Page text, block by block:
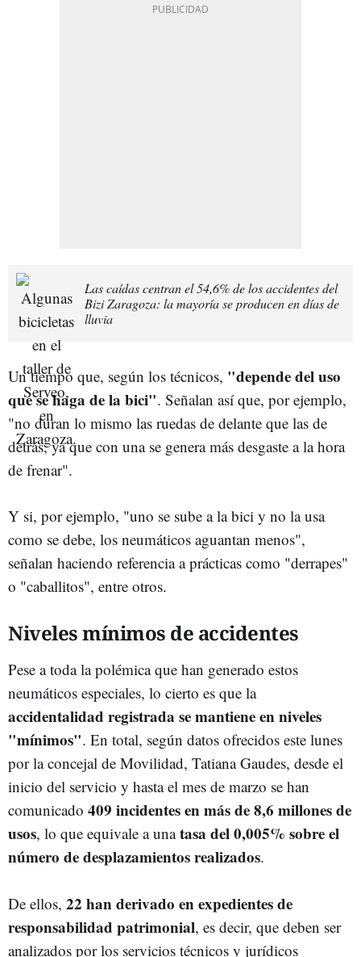
Las caídas centran el 54,6% de los accidentes del
Bizi Zaragoza: la mayoría se producen en días de
lluvia
Un tiempo que, según los técnicos, "depende del uso
que se haga de la bici". Señalan así que, por ejemplo,
"no duran lo mismo las ruedas de delante que las de
detrás, ya que con una se genera más desgaste a la hora
de frenar".
Y si, por ejemplo, "uno se sube a la bici y no la usa
como se debe, los neumáticos aguantan menos",
señalan haciendo referencia a prácticas como "derrapes"
o "caballitos", entre otros.
Niveles mínimos de accidentes
Pese a toda la polémica que han generado estos
neumáticos especiales, lo cierto es que la
accidentalidad registrada se mantiene en niveles
"mínimos". En total, según datos ofrecidos este lunes
por la concejal de Movilidad, Tatiana Gaudes, desde el
inicio del servicio y hasta el mes de marzo se han
comunicado 409 incidentes en más de 8,6 millones de
usos, lo que equivale a unatasa del 0,005% sobre el
número de desplazamientos realizados.
De ellos, 22 han derivado en expedientes de
responsabilidad patrimonial, es decir, que deben ser
analizados por los servicios técnicos y jurídicos